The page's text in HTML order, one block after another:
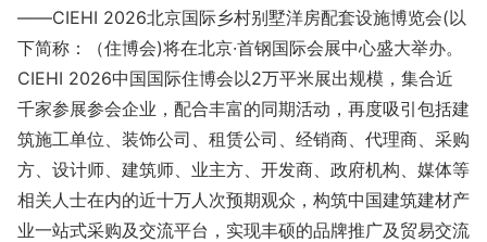
——CIEHI 2026北京国际乡村别墅洋房配套设施博览会(以
下简称：（住博会)将在北京·首钢国际会展中心盛大举办。
CIEHI 2026中国国际住博会以2万平米展出规模，集合近
千家参展参会企业，配合丰富的同期活动，再度吸引包括建
筑施工单位、装饰公司、租赁公司、经销商、代理商、采购
方、设计师、建筑师、业主方、开发商、政府机构、媒体等
相关人士在内的近十万人次预期观众，构筑中国建筑建材产
业一站式采购及交流平台，实现丰硕的品牌推广及贸易交流